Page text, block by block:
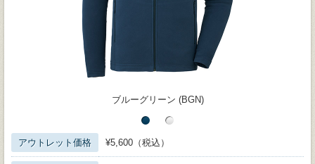
ブルーグリーン (BGN)
アウトレット価格 ¥5,600（税込）